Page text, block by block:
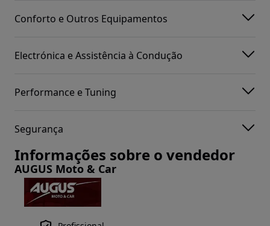
Conforto e Outros Equipamentos
Electrónica e Assistência à Condução
Performance e Tuning
Segurança
Informações sobre o vendedor
AUGUS Moto & Car